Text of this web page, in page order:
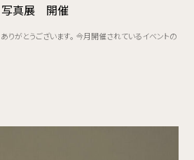
真展 開催
りがとうございます。 今月開催されているイベントの